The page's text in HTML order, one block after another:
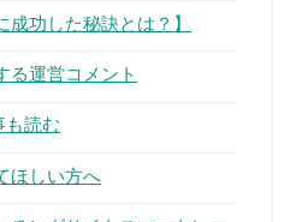
功した秘訣とは？】
る運営コメント
も読む
ほしい方へ